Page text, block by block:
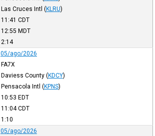
Las Cruces Intl (KLRU)
11:41 CDT
12:55 MDT
2:14
05/ago/2026
FA7X
Daviess County (KDCY)
Pensacola Intl (KPNS)
10:53 EDT
11:04CDT
1:10
05/ago/2026